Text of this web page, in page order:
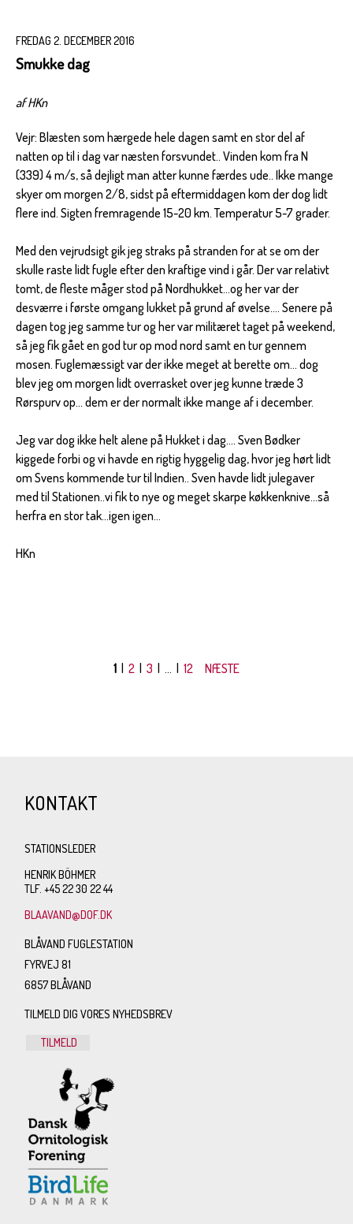
FREDAG 2. DECEMBER 2016
Smukke dag
af HKn
Vejr: Blæsten som hærgede hele dagen samt en stor del af
natten op til i dag var næsten forsvundet.. Vinden kom fra N
(339) 4 m/s, så dejligt man atter kunne færdes ude.. Ikke mange
skyer om morgen 2/8, sidst på eftermiddagen kom der dog lidt
flere ind. Sigten fremragende 15-20 km. Temperatur 5-7 grader.
Med den vejrudsigt gik jeg straks på stranden for at se om der
skulle raste lidt fugle efter den kraftige vind i går. Der var relativt
tomt, de fleste måger stod på Nordhukket...og her var der
desværre i første omgang lukket på grund af øvelse.... Senere på
dagen tog jeg samme tur og her var militæret taget på weekend,
så jeg fik gået en god tur op mod nord samt en tur gennem
mosen. Fuglemæssigt var der ikke meget at berette om... dog
blev jeg om morgen lidt overrasket over jeg kunne træde 3
Rørspurv op... dem er der normalt ikke mange af i december.
Jeg var dog ikke helt alene på Hukket i dag.... Sven Bødker
kiggede forbi og vi havde en rigtig hyggelig dag, hvor jeg hørt lidt
om Svens kommende tur til Indien.. Sven havde lidt julegaver
med til Stationen..vi fik to nye og meget skarpe køkkenknive...så
herfra en stor tak...igen igen...
HKn
1 2 3 | ... | 12 NÆSTE
KONTAKT
STATIONSLEDER
HENRIK BÖHMER
TLF. +45 22 30 22 44
BLAAVAND@DOF.DK
BLÅVAND FUGLESTATION
FYRVEJ 81
6857 BLÅVAND
TILMELD DIG VORES NYHEDSBREV
TILMELD